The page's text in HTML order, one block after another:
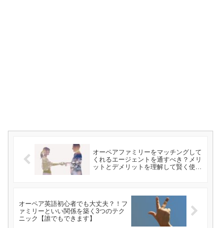
オーペアファミリーをマッチングして
くれるエージェントを通すべき？メリ
ットとデメリットを理解して賢く使お
オーペア英語初心者でも大丈夫？！フ
ァミリーといい関係を築く3つのテク
ニック【誰でもできます】